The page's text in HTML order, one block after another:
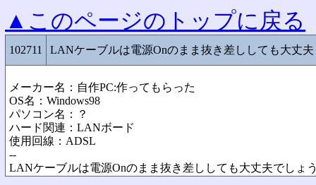
▲このページのトップに戻る
102711 LANケーブルは電源Onのまま抜き差ししても大丈夫
メーカー名：自作PC:作ってもらった
OS名：Windows98
パソコン名：？
ハード関連：LANボード
使用回線：ADSL
--
LANケーブルは電源Onのまま抜き差ししても大丈夫でしょ